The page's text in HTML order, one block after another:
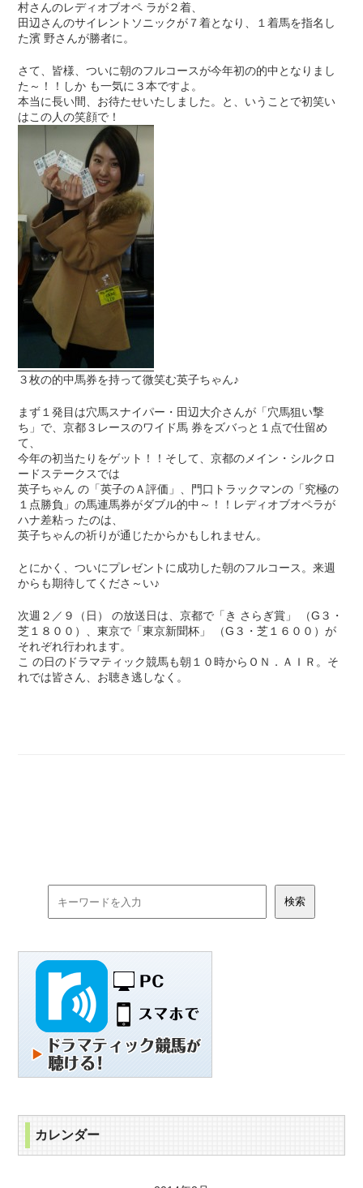
村さんのレディオブオペ ラが２着、
田辺さんのサイレントソニックが７着となり、１着馬を指名し
た濱 野さんが勝者に。
さて、皆様、ついに朝のフルコースが今年初の的中となりまし
た～！！しか も一気に３本ですよ。
本当に長い間、お待たせいたしました。と、いうことで初笑い
はこの人の笑顔で！
３枚の的中馬券を持って微笑む英子ちゃん♪
まず１発目は穴馬スナイパー・田辺大介さんが「穴馬狙い撃
ち」で、京都３レースのワイド馬 券をズバっと１点で仕留め
て、
今年の初当たりをゲット！！そして、京都のメイン・シルクロ
ードステークスでは
英子ちゃん の「英子のＡ評価」、門口トラックマンの「究極の
１点勝負」の馬連馬券がダブル的中～！！レディオブオペラが
ハナ差粘っ たのは、
英子ちゃんの祈りが通じたからかもしれません。
とにかく、ついにプレゼントに成功した朝のフルコース。来週
からも期待してくださ～い♪
次週２／９（日） の放送日は、京都で「き さらぎ賞」 （G３・
芝１８００）、東京で「東京新聞杯」 （G３・芝１６００）が
それぞれ行われます。
こ の日のドラマティック競馬も朝１０時からＯＮ．ＡＩＲ。そ
れでは皆さん、お聴き逃しなく。
カレンダー